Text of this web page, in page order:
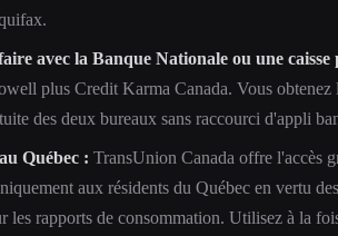
avec la Banque Nationale ou une
plus Credit Karma Canada. Vous obtenez
des deux bureaux sans raccourci d'appli
Québec : TransUnion Canada offre l'accès
aux résidents du Québec en vertu
les rapports de consommation. Utilisez à la